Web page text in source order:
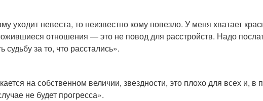
уходит невеста, то неизвестно кому повезло. У меня хватает
отношения — это не повод для расстройств. Надо
за то, что расстались».
на собственном величии, звездности, это плохо для всех и, в
не будет прогресса».